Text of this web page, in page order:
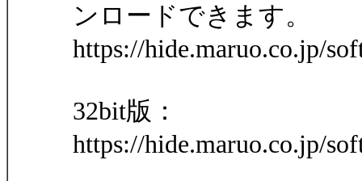
ンロードできます。
https://hide.maruo.co.jp/
32bit版：
https://hide.maruo.co.jp/